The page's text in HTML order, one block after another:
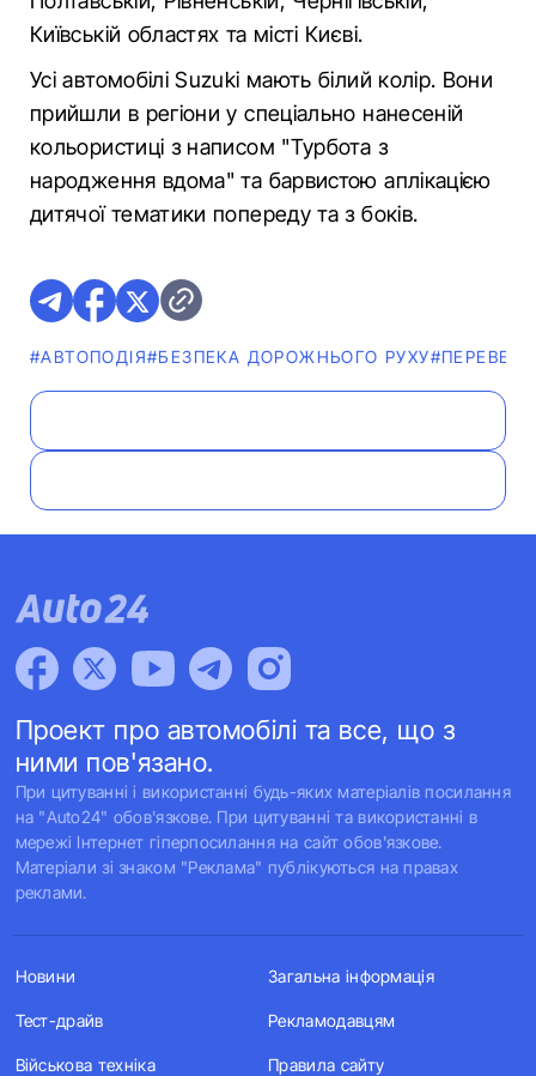
Київській областях та місті Києві.
Усі автомобілі Suzuki мають білий колір. Вони
прийшли в регіони у спеціально нанесеній
кольористиці з написом "Турбота з
народження вдома" та барвистою аплікацією
дитячої тематики попереду та з боків.
#АВТОПОДІЯ#БЕЗПЕКА ДОРОЖНЬОГО РУХУ
Проект про автомобілі та все, що з
ними пов'язано.
При цитуванні і використанні будь-яких матеріалів посилання
на "Auto24" обов'язкове. При цитуванні та використанні в
мережі Інтернет гіперпосилання на сайт обов'язкове.
Матеріали зі знаком "Реклама" публікуються на правах
реклами.
Новини
Тест-драйв
Військова техніка
Загальна інформація
Рекламодавцям
Правила сайту